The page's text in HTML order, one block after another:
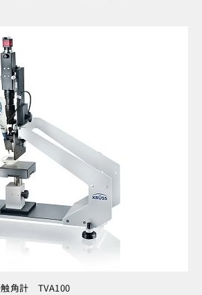
触角計 TVA100